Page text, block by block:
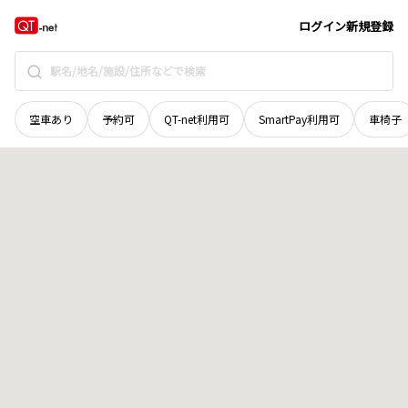
ログイン新規登録
空車あり 予約可 QT-net利用可 SmartPay利用可 車椅子
山梨県